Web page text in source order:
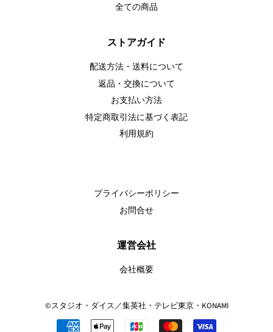
全ての商品
ストアガイド
配送方法・送料について
返品・交換について
お支払い方法
特定商取引法に基づく表記
利用規約
プライバシーポリシー
お問合せ
運営会社
会社概要
©スタジオ・ダイス／集英社・テレビ東京・KONAMI
お